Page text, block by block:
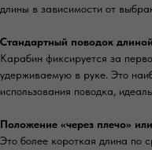
длины в зависимости от
Стандартный поводок
Карабин фиксируется за
удерживаемую в руке. Это
использования поводка,
Положение «через плечо»
Это более короткая длина по